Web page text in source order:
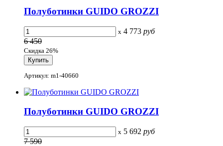
Полуботинки GUIDO GROZZI
x 4 773 руб
6 450
Скидка 26%
Артикул: m1-40660
Полуботинки GUIDO GROZZI
x 5 692 руб
7 590